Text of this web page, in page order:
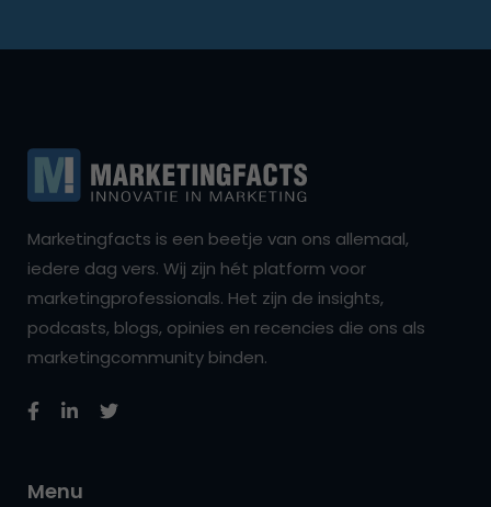
Marketingfacts is een beetje van ons allemaal,
iedere dag vers. Wij zijn hét platform voor
marketingprofessionals. Het zijn de insights,
podcasts, blogs, opinies en recencies die ons als
marketingcommunity binden.
Menu